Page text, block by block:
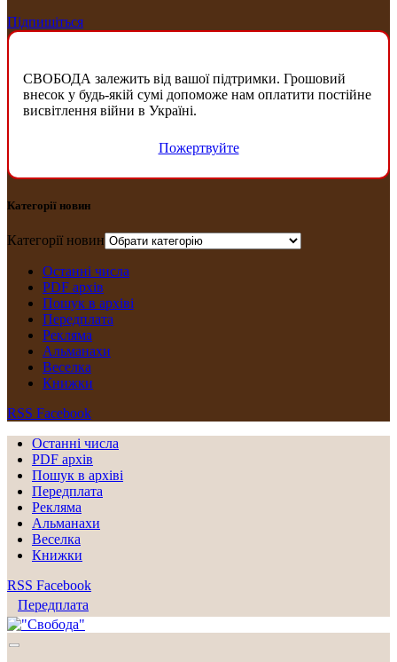
Підпишіться
СВОБОДА залежить від вашої підтримки. Грошовий
внесок у будь-якій сумі допоможе нам оплатити постійне
висвітлення війни в Україні.
Пожертвуйте
Категорії новин
Категорії новин
Останні числа
PDF архів
Пошук в архіві
Передплата
Рекляма
Альманахи
Веселка
Книжки
RSS Facebook
Останні числа
PDF архів
Пошук в архіві
Передплата
Рекляма
Альманахи
Веселка
Книжки
RSS Facebook
Передплата